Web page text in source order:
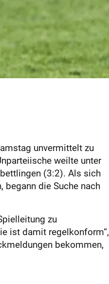
unvermittelt zu
weilte unter
(3:2). Als sich
die Suche nach
zu
ist damit regelkonform“,
bekommen,